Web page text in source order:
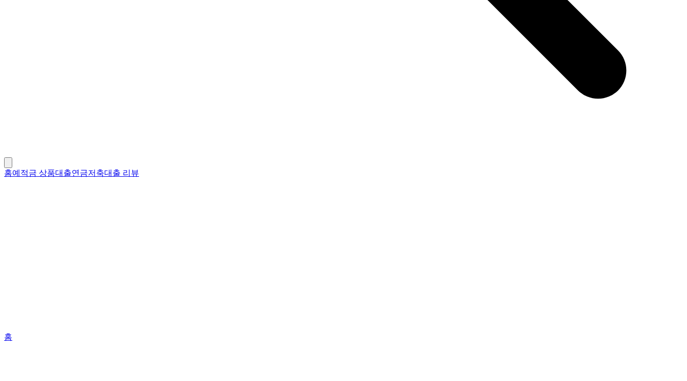
홈예적금 상품대출연금저축대출 리뷰
홈